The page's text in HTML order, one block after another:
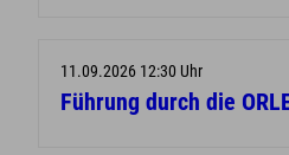
11.09.2026 12:30 Uhr
Führung durch die